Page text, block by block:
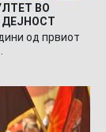
ВО
од првиот